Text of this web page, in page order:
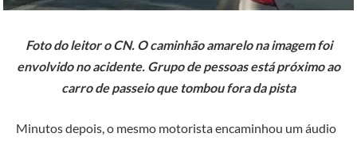
Foto do leitor o CN. O caminhão amarelo na imagem foi
envolvido no acidente. Grupo de pessoas está próximo ao
carro de passeio que tombou fora da pista
Minutos depois, o mesmo motorista encaminhou um áudio